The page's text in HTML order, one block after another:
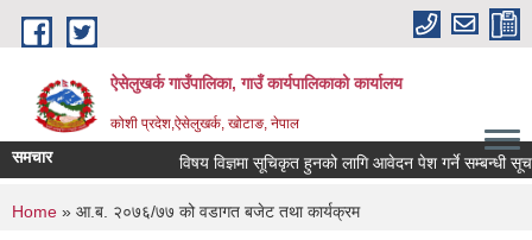
Skip to main content
ऐसेलुखर्क गाउँपालिका, गाउँ कार्यपालिकाको कार्यालय
कोशी प्रदेश,ऐसेलुखर्क, खोटाङ, नेपाल
समचार विषय विज्ञमा सूचिकृत हुनको लागि आवेदन पेश गर्ने सम्बन्धी
You are here
Home » आ.ब. २०७६/७७ को वडागत बजेट तथा कार्यक्रम